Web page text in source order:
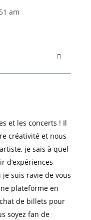
am
et les concerts ! Il
créativité et nous
je sais à quel
d’expériences
je suis ravie de vous
plateforme en
de billets pour
soyez fan de